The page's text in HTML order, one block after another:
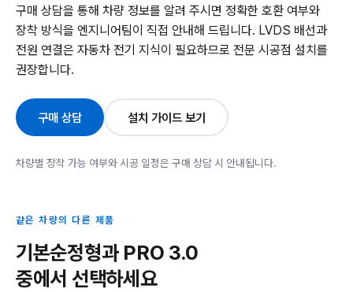
구매 상담을 통해 차량 정보를 알려 주시면 정확한 호환 여부와
장착 방식을 엔지니어팀이 직접 안내해 드립니다. LVDS 배선과
전원 연결은 자동차 전기 지식이 필요하므로 전문 시공점 설치를
권장합니다.
구매 상담 설치 가이드 보기
차량별 장착 가능 여부와 시공 일정은 구매 상담 시 안내됩니다.
같은 차량의 다른 제품
기본순정형과 PRO 3.0
중에서 선택하세요